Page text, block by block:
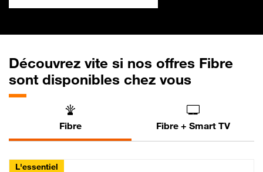
Découvrez vite si nos offres Fibre
sont disponibles chez vous
Fibre Fibre + Smart TV
L'essentiel